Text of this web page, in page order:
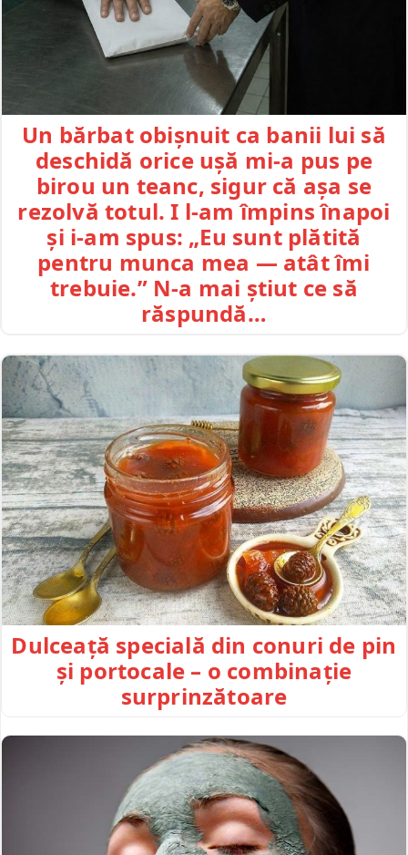
Un bărbat obișnuit ca banii lui să
deschidă orice ușă mi-a pus pe
birou un teanc, sigur că așa se
rezolvă totul. I l-am împins înapoi
și i-am spus: „Eu sunt plătită
pentru munca mea — atât îmi
trebuie.” N-a mai știut ce să
răspundă…
Dulceață specială din conuri de pin
și portocale – o combinație
surprinzătoare